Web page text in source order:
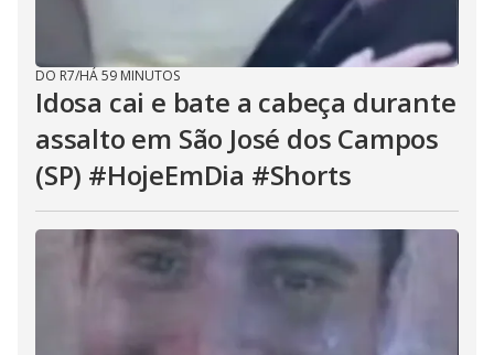
DO R7/HÁ 59 MINUTOS
Idosa cai e bate a cabeça durante
assalto em São José dos Campos
(SP) #HojeEmDia #Shorts